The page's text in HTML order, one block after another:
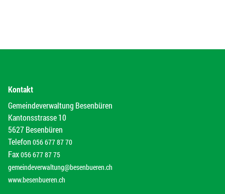
Kontakt
Gemeindeverwaltung Besenbüren
Kantonsstrasse 10
5627 Besenbüren
Telefon 056 677 87 70
Fax056 677 87 75
gemeindeverwaltung@besenbueren.ch
www.besenbueren.ch